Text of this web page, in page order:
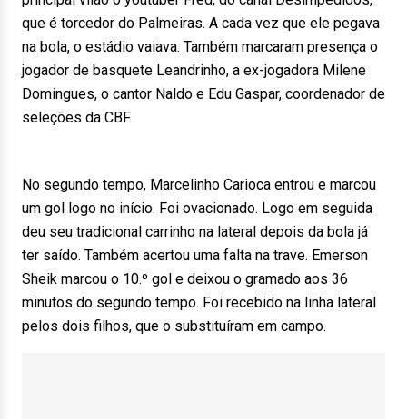
que é torcedor do Palmeiras. A cada vez que ele pegava
na bola, o estádio vaiava. Também marcaram presença o
jogador de basquete Leandrinho, a ex-jogadora Milene
Domingues, o cantor Naldo e Edu Gaspar, coordenador de
seleções da CBF.
No segundo tempo, Marcelinho Carioca entrou e marcou
um gol logo no início. Foi ovacionado. Logo em seguida
deu seu tradicional carrinho na lateral depois da bola já
ter saído. Também acertou uma falta na trave. Emerson
Sheik marcou o 10.º gol e deixou o gramado aos 36
minutos do segundo tempo. Foi recebido na linha lateral
pelos dois filhos, que o substituíram em campo.